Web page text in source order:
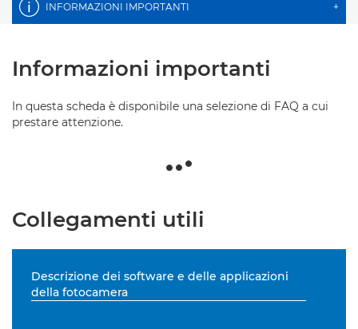
INFORMAZIONI IMPORTANTI +
Informazioni importanti
In questa scheda è disponibile una selezione di FAQ a cui
prestare attenzione.
Collegamenti utili
Descrizione dei software e delle applicazioni
della fotocamera